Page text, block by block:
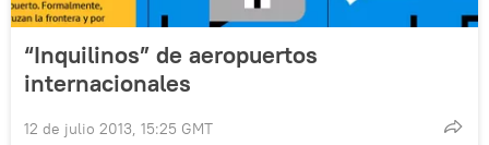
“Inquilinos” de aeropuertos
internacionales
12 de julio 2013, 15:25 GMT